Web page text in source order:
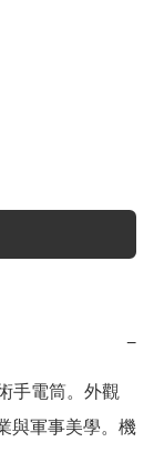
−
手電筒。外觀
與軍事美學。機